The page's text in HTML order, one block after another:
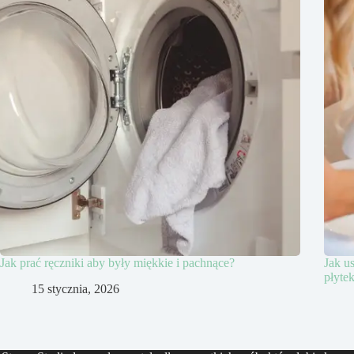
Jak prać ręczniki aby były miękkie i pachnące?
15 stycznia, 2026
Jak
płytek